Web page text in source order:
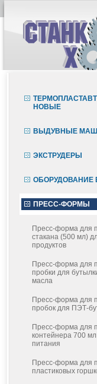
НОВЫЕ
ВЫДУВНЫЕ
ЭКСТРУДЕРЫ
ОБОРУДОВАНИЕ
ПРЕСС-ФОРМЫ
Пресс-форма для
стакана (500 мл)
продуктов
Пресс-форма для
пробки для
масла
Пресс-форма для
пробок для ПЭТ-
Пресс-форма для
контейнера 700
питания
Пресс-форма для
пластиковых